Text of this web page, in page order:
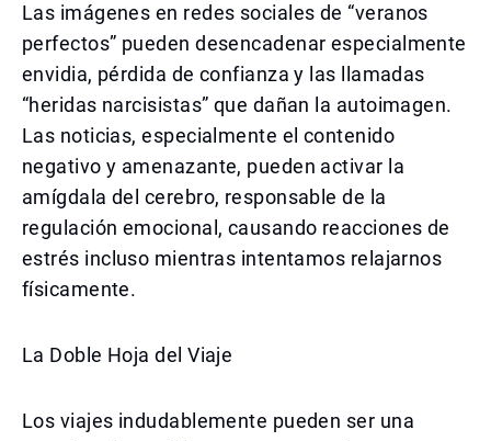
Las imágenes en redes sociales de “veranos
perfectos” pueden desencadenar especialmente
envidia, pérdida de confianza y las llamadas
“heridas narcisistas” que dañan la autoimagen.
Las noticias, especialmente el contenido
negativo y amenazante, pueden activar la
amígdala del cerebro, responsable de la
regulación emocional, causando reacciones de
estrés incluso mientras intentamos relajarnos
físicamente.
La Doble Hoja del Viaje
Los viajes indudablemente pueden ser una